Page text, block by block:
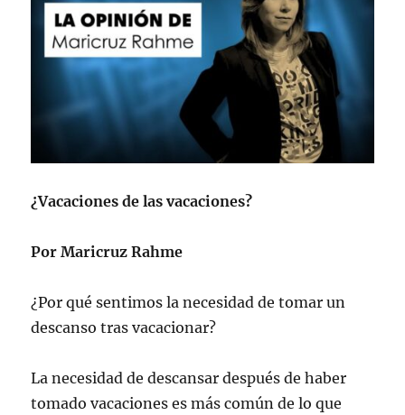
¿Vacaciones de las vacaciones?
Por Maricruz Rahme
¿Por qué sentimos la necesidad de tomar un
descanso tras vacacionar?
La necesidad de descansar después de haber
tomado vacaciones es más común de lo que